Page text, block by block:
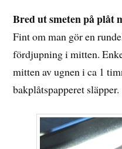
Bred ut smeten på plåt
Fint om man gör en
fördjupning i mitten.
mitten av ugnen i ca 1
bakplåtspapperet släpper.